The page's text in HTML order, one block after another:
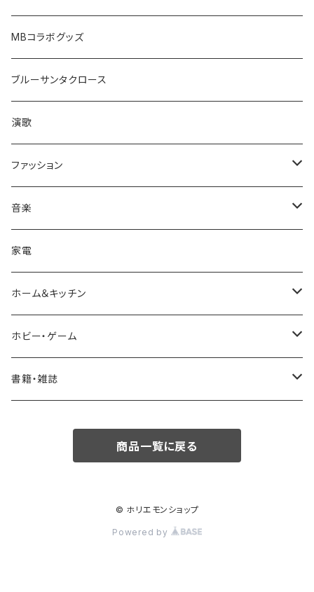
MBコラボグッズ
ブルーサンタクロース
演歌
ファッション
帽子/トップス/ボトムス
キャップ
シャツ
アクセサリ
サングラス/メガネ
ファッション小物
エプソン
バッグ
音楽
CD
家電
ホーム＆キッチン
調理器具
鍋・フライパン
ホビー・ゲーム
ボードゲーム・カードゲーム
書籍・雑誌
商品一覧に戻る
© ホリエモンショップ
Powered by